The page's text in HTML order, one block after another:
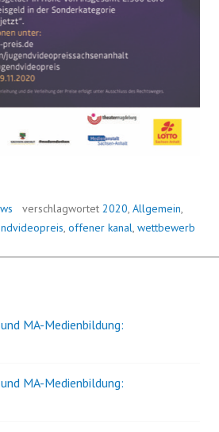
verschlagwortet 2020, Allgemein,
, offener kanal, wettbewerb
MA-Medienbildung:
MA-Medienbildung: